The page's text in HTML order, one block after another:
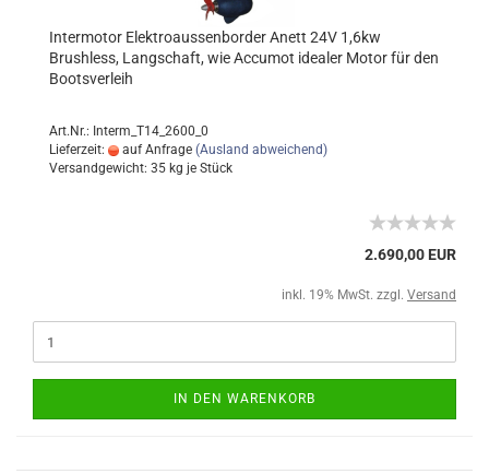
Intermotor Elektroaussenborder Anett 24V 1,6kw
Brushless, Langschaft, wie Accumot idealer Motor für den
Bootsverleih
Art.Nr.: Interm_T14_2600_0
Lieferzeit:
auf Anfrage (Ausland abweichend)
Versandgewicht: 35 kg je Stück
2.690,00 EUR
inkl. 19% MwSt. zzgl. Versand
IN DEN WARENKORB